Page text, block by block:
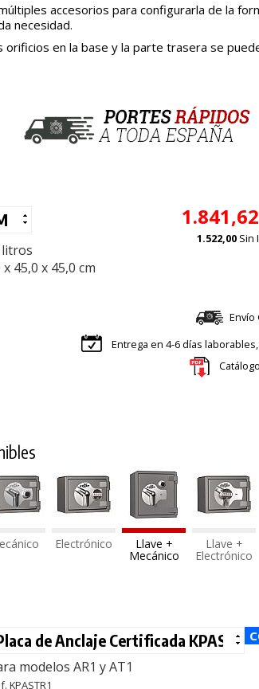
accesorios para configurarla de la
necesidad.
orificios en la base y la parte trasera se
litros
45,0 x 45,0 cm
1.522,00 Sin
Envío
Entrega en 4-6 días
Electrónico Llave +
Mecánico
Llave +
Electrónico
modelos AR1 y AT1
KPASTR1